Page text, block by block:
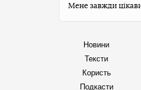
Мене завжди
Новини
Тексти
Користь
Подкасти